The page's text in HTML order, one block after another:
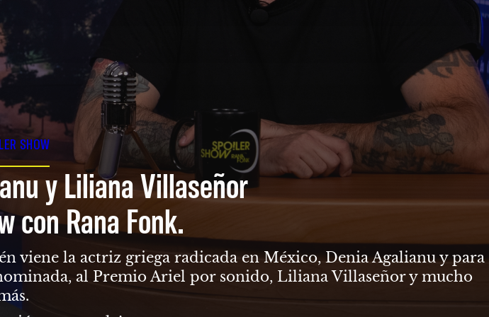
SHOW
y Liliana Villaseñor
con Rana Fonk.
viene la actriz griega radicada en México, Denia Agalianu y para
al Premio Ariel por sonido, Liliana Villaseñor y mucho